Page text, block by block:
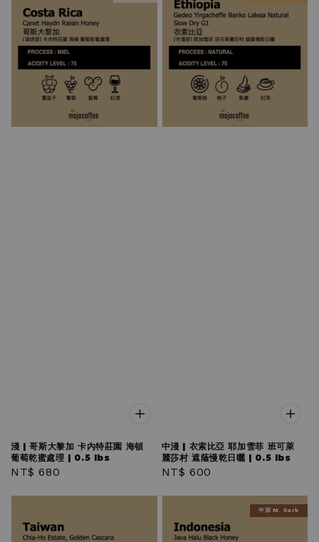
淺 | 哥斯大黎加 卡內特莊園 海頓
葡萄乾蜜處理 | 0.5 lbs
Regular
NT$ 680
中淺 | 衣索比亞 耶加雪菲 班可萊
麗莎村 遮蔭慢乾日曬 | 0.5 lbs
Regular
NT$ 600
中深 M. Dark